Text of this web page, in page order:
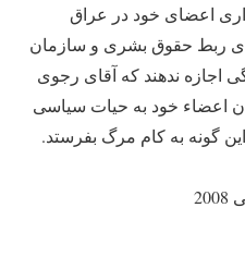
اعضای خود در عراق
ربط حقوق بشری و سازمان
اجازه ندهند که آقای رجوی
اعضاء خود به حیات سیاسی
گونه به کام مرگ بفرستد.